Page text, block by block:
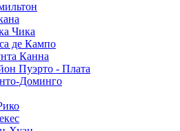
Чика
де Кампо
Канна
Пуэрто - Плата
Доминго